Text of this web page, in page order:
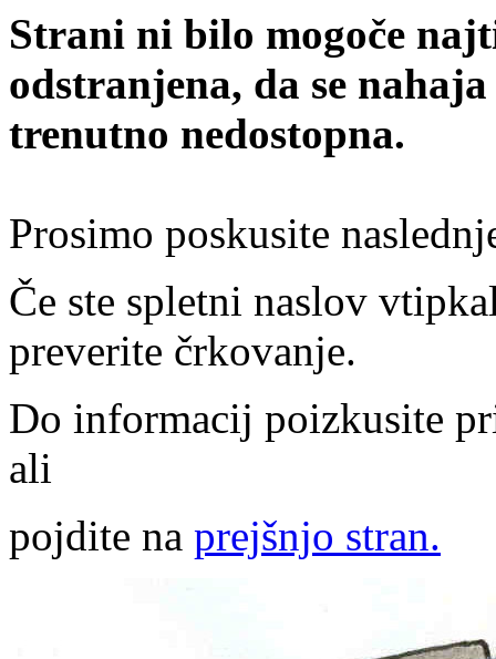
Strani ni bilo mogoče
odstranjena, da se
trenutno nedostopna.
Prosimo poskusite
Če ste spletni naslov
preverite črkovanje.
Do informacij poizkusite
ali
pojdite na prejšnjo stran.